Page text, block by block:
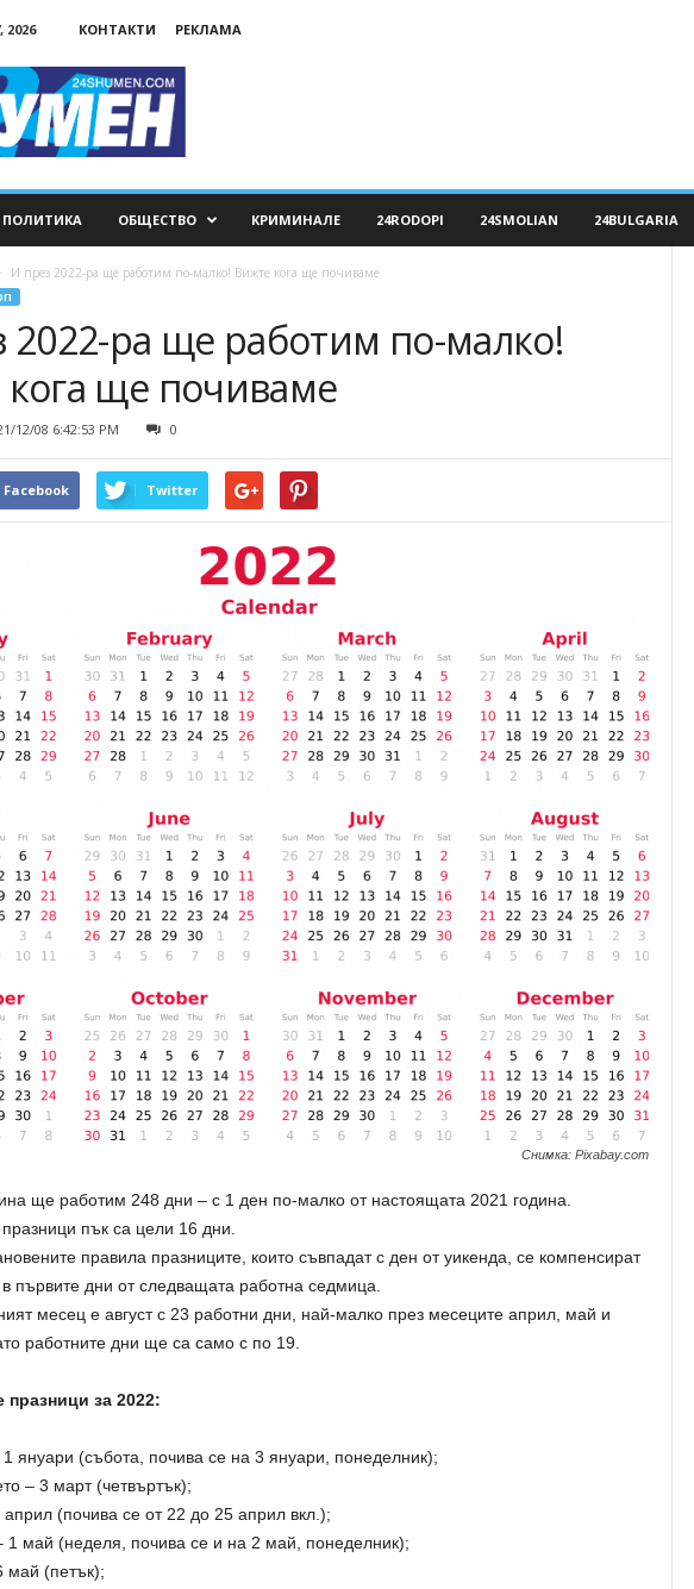
КОНТАКТИ РЕКЛАМА
ПОЛИТИКА ОБЩЕСТВО КРИМИНАЛЕ 24RODOPI 24SMOLIAN 24BULGARIA
И през 2022-ра ще работим по-малко! Вижте кога ще почиваме
2022-ра ще работим по-малко!
ще почиваме
12/08 6:42:53 PM 0
Facebook Twitter
Снимка: Pixabay.com
ще работим 248 дни – с 1 ден по-малко от настоящата 2021 година.
пък са цели 16 дни.
правила празниците, които съвпадат с ден от уикенда, се компенсират
първите дни от следващата работна седмица.
месец е август с 23 работни дни, най-малко през месеците април, май и
работните дни ще са само с по 19.
за 2022:
януари (събота, почива се на 3 януари, понеделник);
– 3 март (четвъртък);
(почива се от 22 до 25 април вкл.);
1 май (неделя, почива се и на 2 май, понеделник);
май (петък);